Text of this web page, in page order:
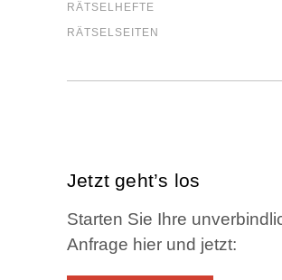
RÄT­SEL­HEF­TE
RÄT­SEL­SEI­TEN
Jetzt geht’s los
Star­ten Sie Ihre
Anfra­ge hier und jetzt: